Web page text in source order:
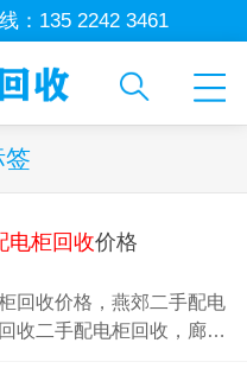
： 135 2242 3461
签
电柜回收价格
回收价格，燕郊二手配电
收二手配电柜回收，廊…